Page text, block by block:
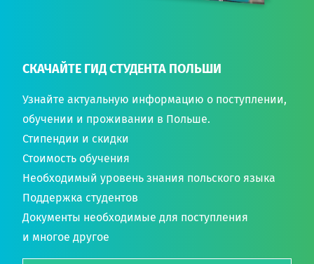
СКАЧАЙТЕ ГИД СТУДЕНТА ПОЛЬШИ
Узнайте актуальную информацию о поступлении,
обучении и проживании в Польше.
Стипендии и скидки
Стоимость обучения
Необходимый уровень знания польского языка
Поддержка студентов
Документы необходимые для поступления
и многое другое